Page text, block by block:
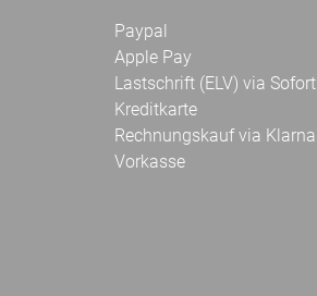
Paypal
Apple Pay
Lastschrift (ELV) via Sofort
Kreditkarte
Rechnungskauf via Klarna
Vorkasse